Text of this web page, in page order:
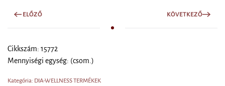
ELŐZŐ KÖVETKEZŐ
Cikkszám: 15772
Mennyiségi egység: (csom.)
Kategória: DIA-WELLNESS TERMÉKEK